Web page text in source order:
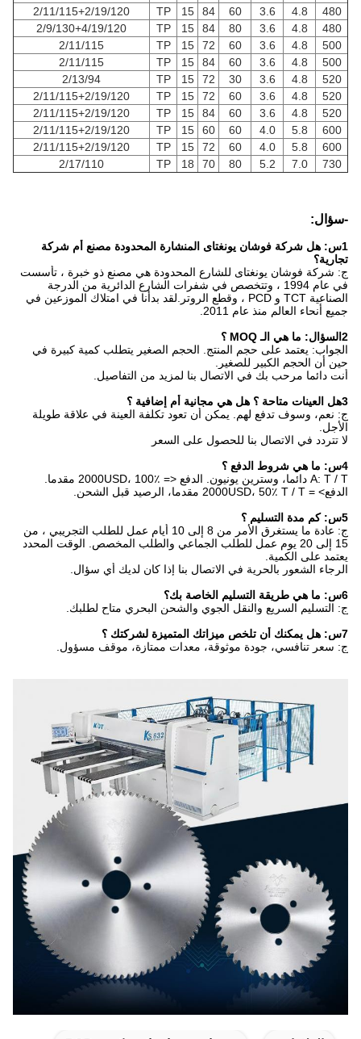
480
4.8
3.6
60
84
15
TP
2/11/115+2/19/120
480
4.8
3.6
80
84
15
TP
2/9/130+4/19/120
500
4.8
3.6
60
72
15
TP
2/11/115
500
4.8
3.6
60
84
15
TP
2/11/115
520
4.8
3.6
30
72
15
TP
2/13/94
520
4.8
3.6
60
72
15
TP
2/11/115+2/19/120
520
4.8
3.6
60
84
15
TP
2/11/115+2/19/120
600
5.8
4.0
60
60
15
TP
2/11/115+2/19/120
600
5.8
4.0
60
72
15
TP
2/11/115+2/19/120
730
7.0
5.2
80
70
18
TP
2/17/110
-سؤال:
1س: هل شركة فوشان يونغتاى المنشارة المحدودة مصنع أم شركة
تجارية؟
ج: شركة فوشان يونغتاى للشارع المحدودة هي مصنع ذو خبرة ، تأسست
في عام 1994 ، وتتخصص في شفرات الشارع الدائرية من الدرجة
الصناعية TCT و PCD ، وقطع الروتر.لقد بدأنا في امتلاك الموزعين في
جميع أنحاء العالم منذ عام 2011.
2السؤال: ما هي الـ MOQ ؟
الجواب: يعتمد على حجم المنتج. الحجم الصغير يتطلب كمية كبيرة في
حين أن الحجم الكبير للصغير.
أنت دائما مرحب بك في الاتصال بنا لمزيد من التفاصيل.
3هل العينات متاحة ؟ هل هي مجانية أم إضافية ؟
ج: نعم، وسوف تدفع لهم. يمكن أن تعود تكلفة العينة في علاقة طويلة
الأجل.
لا تتردد في الاتصال بنا للحصول على السعر
4س: ما هي شروط الدفع ؟
A: T / T دائما، وسترين يونيون. الدفع <= 2000USD، 100٪ مقدما.
الدفع> = 2000USD، 50٪ T / T مقدما، الرصيد قبل الشحن.
5س: كم مدة التسليم ؟
ج: عادة ما يستغرق الأمر من 8 إلى 10 أيام عمل للطلب التجريبي ، من
15 إلى 20 يوم عمل للطلب الجماعي والطلب المخصص. الوقت المحدد
يعتمد على الكمية.
الرجاء الشعور بالحرية في الاتصال بنا إذا كان لديك أي سؤال.
6س: ما هي طريقة التسليم الخاصة بك؟
ج: التسليم السريع والنقل الجوي والشحن البحري متاح لطلبك.
7س: هل يمكنك أن تلخص ميزاتك المتميزة لشركتك ؟
ج: سعر تنافسي، جودة موثوقة، معدات ممتازة، موقف مسؤول.